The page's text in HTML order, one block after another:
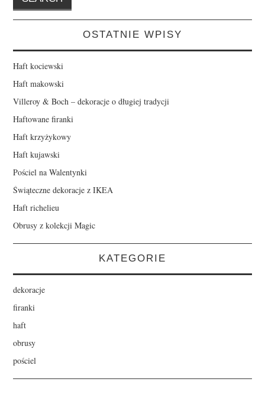
OSTATNIE WPISY
Haft kociewski
Haft makowski
Villeroy & Boch – dekoracje o długiej tradycji
Haftowane firanki
Haft krzyżykowy
Haft kujawski
Pościel na Walentynki
Świąteczne dekoracje z IKEA
Haft richelieu
Obrusy z kolekcji Magic
KATEGORIE
dekoracje
firanki
haft
obrusy
pościel